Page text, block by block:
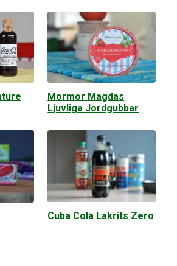
Mormor Magdas
Ljuvliga Jordgubbar
Cuba Cola Lakrits Zero